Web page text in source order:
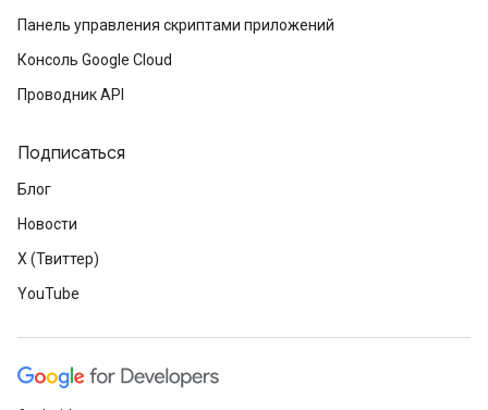
Панель управления скриптами приложений
Консоль Google Cloud
Проводник API
Подписаться
Блог
Новости
X (Твиттер)
YouTube